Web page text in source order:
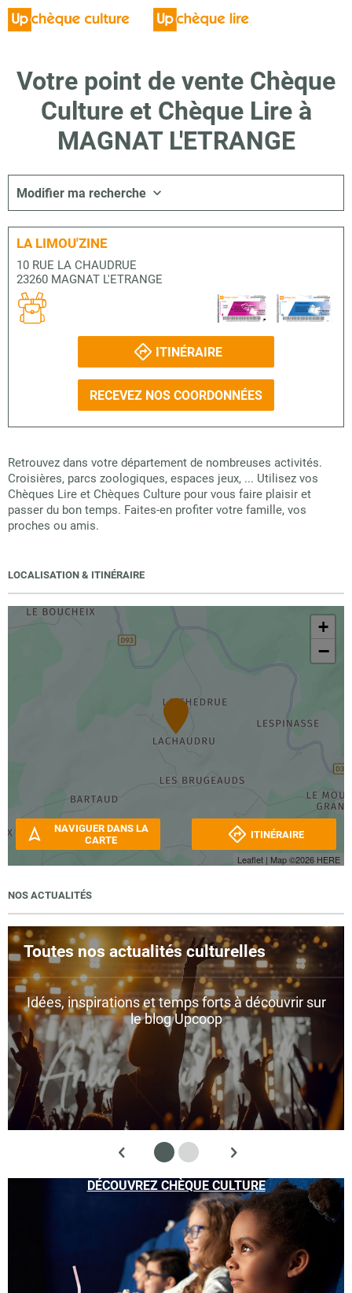
Votre point de vente Chèque
Culture et Chèque Lire à
MAGNAT L'ETRANGE
Modifier ma recherche
LA LIMOU'ZINE
10 RUE LA CHAUDRUE
23260 MAGNAT L'ETRANGE
ITINÉRAIRE
RECEVEZ NOS COORDONNÉES
Retrouvez dans votre département de nombreuses activités.
Croisières, parcs zoologiques, espaces jeux, ... Utilisez vos
Chèques Lire et Chèques Culture pour vous faire plaisir et
passer du bon temps. Faites-en profiter votre famille, vos
proches ou amis.
LOCALISATION & ITINÉRAIRE
+
−
Leaflet | Map ©2026 HERE
NAVIGUER DANS LA
CARTE
ITINÉRAIRE
NOS ACTUALITÉS
Toutes nos actualités culturelles
Idées, inspirations et temps forts à découvrir sur
le blog Upcoop
DÉCOUVREZ CHÈQUE CULTURE